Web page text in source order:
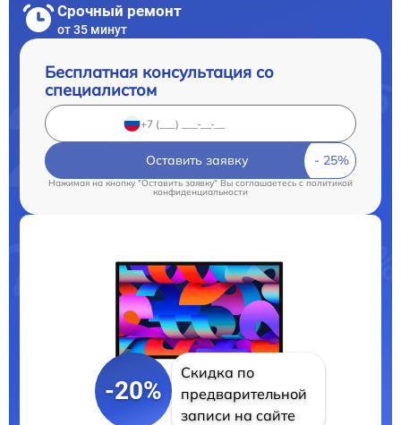
Срочный ремонт
от 35 минут
Бесплатная консультация со
специалистом
Оставить заявку
Нажимая на кнопку "Оставить заявку" Вы соглашаетесь cполитикой
конфиденциальности
-20%
Скидка по
предварительной
записи на сайте